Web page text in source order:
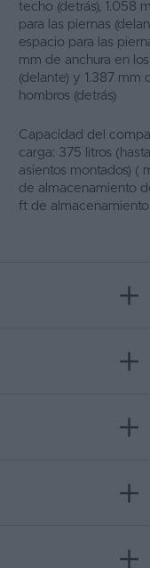
techo (detrás), 1.058
para las piernas
espacio para las
mm de anchura en
(delante) y 1.387 mm
hombros (detrás)
Capacidad del
carga: 375 litros
asientos montados) (
de almacenamiento
ft de